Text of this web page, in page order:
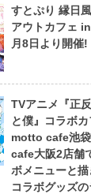
すとぷり 縁日
アウトカフェ
月8日より開催!
TVアニメ『正
と僕』コラボカ
motto cafe池
cafe大阪2店舗
ボメニューと
コラボグッズ